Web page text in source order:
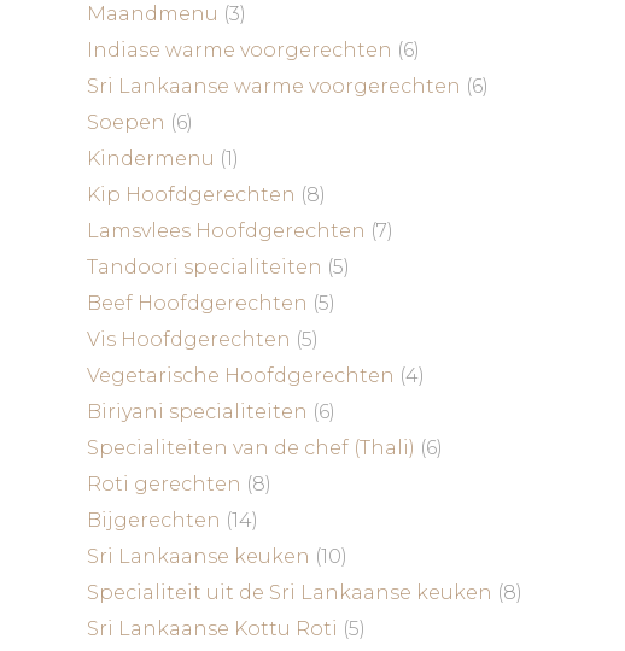
Maandmenu (3)
Indiase warme voorgerechten (6)
Sri Lankaanse warme voorgerechten (6)
Soepen (6)
Kindermenu (1)
Kip Hoofdgerechten (8)
Lamsvlees Hoofdgerechten (7)
Tandoori specialiteiten (5)
Beef Hoofdgerechten (5)
Vis Hoofdgerechten (5)
Vegetarische Hoofdgerechten (4)
Biriyani specialiteiten (6)
Specialiteiten van de chef (Thali) (6)
Roti gerechten (8)
Bijgerechten (14)
Sri Lankaanse keuken (10)
Specialiteit uit de Sri Lankaanse keuken (8)
Sri Lankaanse Kottu Roti (5)